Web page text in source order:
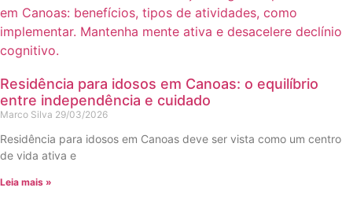
Residência para idosos em Canoas: o equilíbrio
entre independência e cuidado
Marco Silva 29/03/2026
Residência para idosos em Canoas deve ser vista como um centro
de vida ativa e
Leia mais »